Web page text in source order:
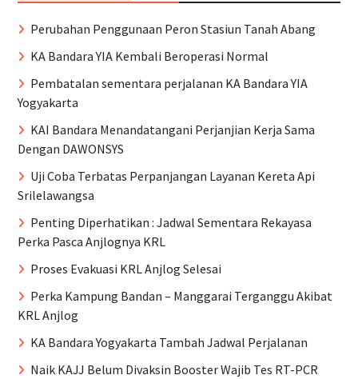
Perubahan Penggunaan Peron Stasiun Tanah Abang
KA Bandara YIA Kembali Beroperasi Normal
Pembatalan sementara perjalanan KA Bandara YIA
Yogyakarta
KAI Bandara Menandatangani Perjanjian Kerja Sama
Dengan DAWONSYS
Uji Coba Terbatas Perpanjangan Layanan Kereta Api
Srilelawangsa
Penting Diperhatikan : Jadwal Sementara Rekayasa
Perka Pasca Anjlognya KRL
Proses Evakuasi KRL Anjlog Selesai
Perka Kampung Bandan – Manggarai Terganggu Akibat
KRL Anjlog
KA Bandara Yogyakarta Tambah Jadwal Perjalanan
Naik KAJJ Belum Divaksin Booster Wajib Tes RT-PCR